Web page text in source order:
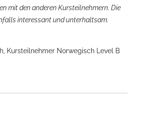
mit den anderen Kursteilnehmern. Die
interessant und unterhaltsam.
Kursteilnehmer Norwegisch Level B